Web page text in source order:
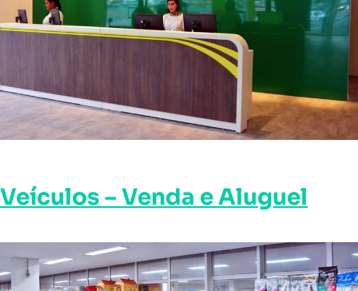
Veículos – Venda e Aluguel